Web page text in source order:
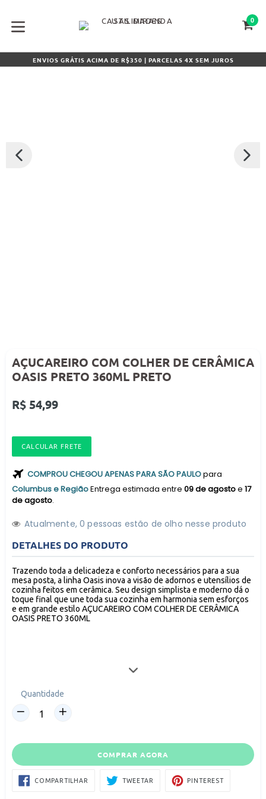
0
ENVIOS GRÁTIS ACIMA DE R$350 | PARCELAS 4X SEM JUROS
AÇUCAREIRO COM COLHER DE CERÂMICA
OASIS PRETO 360ML PRETO
Preço
R$ 54,99
CALCULAR FRETE
COMPROU CHEGOU APENAS PARA SÃO PAULOpara
Columbus e RegiãoEntrega estimada entre 09 de agostoe 17
de agosto.
Atualmente,11 pessoas estão de olho nesse produto
DETALHES DO PRODUTO
Trazendo toda a delicadeza e conforto necessários para a sua
mesa posta, a linha Oasis inova a visão de adornos e utensílios de
cozinha feitos em cerâmica. Seu design simplista e moderno dá o
toque final que une toda sua cozinha em harmonia sem esforços
e em grande estilo AÇUCAREIRO COM COLHER DE CERÂMICA
OASIS PRETO 360ML
• 1 Colher: 11 x 2 x 2cm
Quantidade Master: 48 Peças
Material: Cerâmica e Bambu
Cor: PRETO
Quantidade
COMPRAR AGORA
COMPARTILHAR COMPARTILHAR
NO
TWEETAR TWEETAR PINTERESTPIN